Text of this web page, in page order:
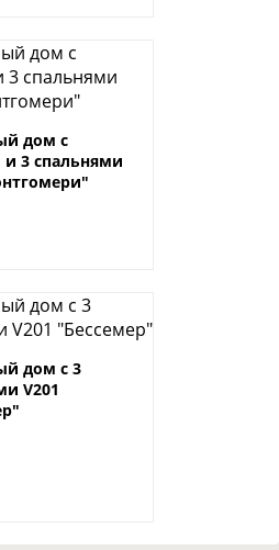
дом с
3 спальнями
дом с 3
V201